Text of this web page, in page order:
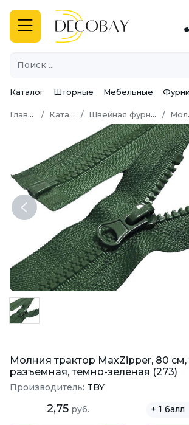
Каталог Шторные Мебельные
Главная Каталог Швейная фурнитура Молнии
Previous
Молния трактор MaxZipper, 80 см,
разъемная, темно-зеленая (273)
Производитель: TBY
2,75 руб. + 1 балл